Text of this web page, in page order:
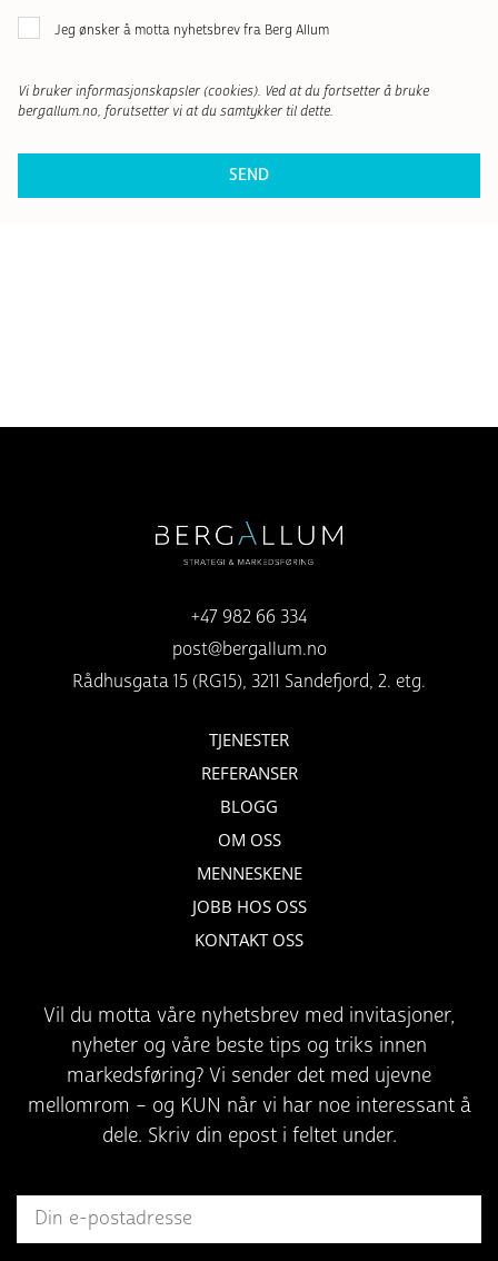
Nyhetsbrev
Jeg ønsker å motta nyhetsbrev fra Berg Allum
Vi bruker informasjonskapsler (cookies). Ved at du fortsetter å bruke
bergallum.no, forutsetter vi at du samtykker til dette.
+47 982 66 334
post@bergallum.no
Rådhusgata 15 (RG15), 3211 Sandefjord, 2. etg.
TJENESTER
REFERANSER
BLOGG
OM OSS
MENNESKENE
JOBB HOS OSS
KONTAKT OSS
Vil du motta våre nyhetsbrev med invitasjoner,
nyheter og våre beste tips og triks innen
markedsføring? Vi sender det med ujevne
mellomrom – og KUN når vi har noe interessant å
dele. Skriv din epost i feltet under.